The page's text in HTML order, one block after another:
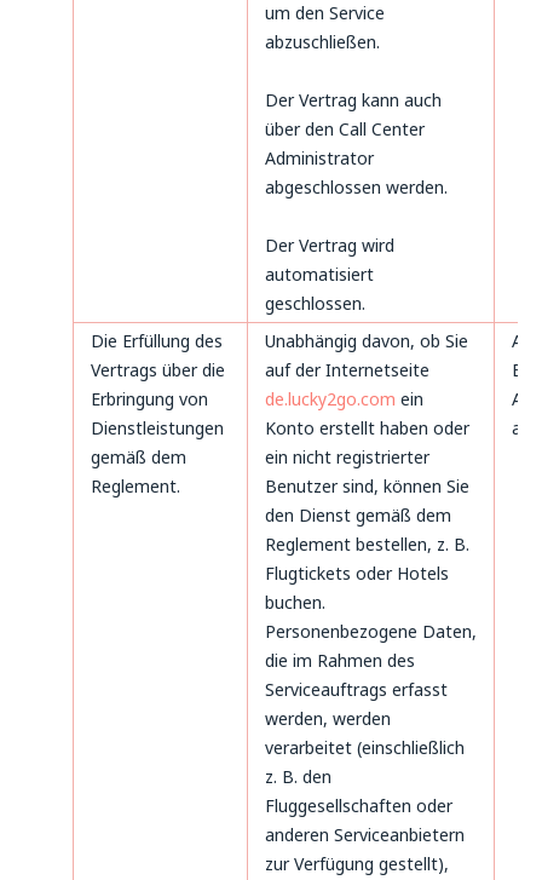
um den Service
abzuschließen.
Der Vertrag kann auch
über den Call Center
Administrator
abgeschlossen werden.
Der Vertrag wird
automatisiert
geschlossen.
Die Erfüllung des
Vertrags über die
Erbringung von
Dienstleistungen
gemäß dem
Reglement.
Unabhängig davon, ob Sie
auf der Internetseite
de.lucky2go.com ein
Konto erstellt haben oder
ein nicht registrierter
Benutzer sind, können Sie
den Dienst gemäß dem
Reglement bestellen, z. B.
Flugtickets oder Hotels
buchen.
Personenbezogene Daten,
die im Rahmen des
Serviceauftrags erfasst
werden, werden
verarbeitet (einschließlich
z. B. den
Fluggesellschaften oder
anderen Serviceanbietern
zur Verfügung gestellt),
B.
a)